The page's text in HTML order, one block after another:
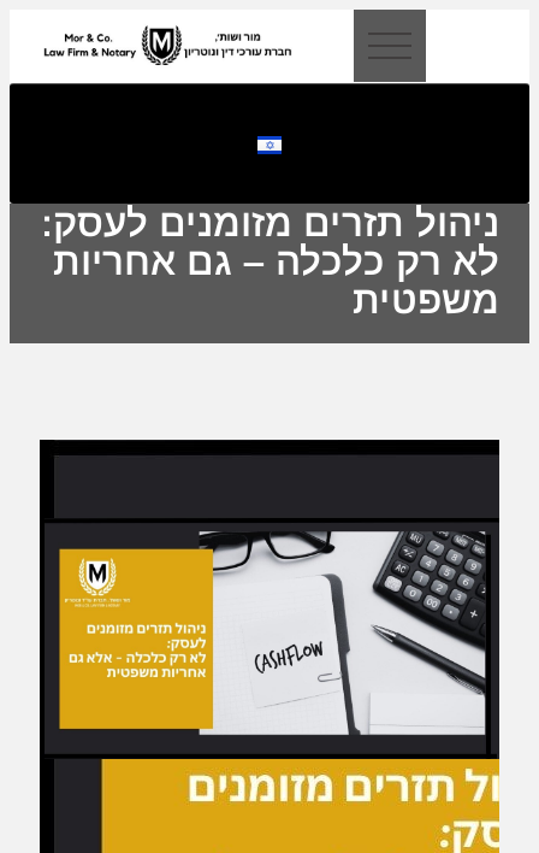
ניהול תזרים מזומנים לעסק:
לא רק כלכלה – גם אחריות
משפטית